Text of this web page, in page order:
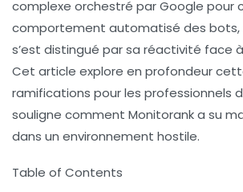
complexe orchestré par Google pour
comportement automatisé des bots,
s’est distingué par sa réactivité face
Cet article explore en profondeur
ramifications pour les professionnels
souligne comment Monitorank a su
dans un environnement hostile.
Table of Contents